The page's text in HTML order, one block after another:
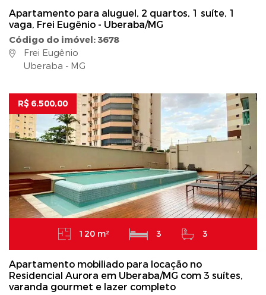
Apartamento para aluguel, 2 quartos, 1 suíte, 1
vaga, Frei Eugênio - Uberaba/MG
Código do imóvel: 3678
Frei Eugênio
Uberaba - MG
R$ 6.500,00
120 m² 3 3
Apartamento mobiliado para locação no
Residencial Aurora em Uberaba/MG com 3 suítes,
varanda gourmet e lazer completo